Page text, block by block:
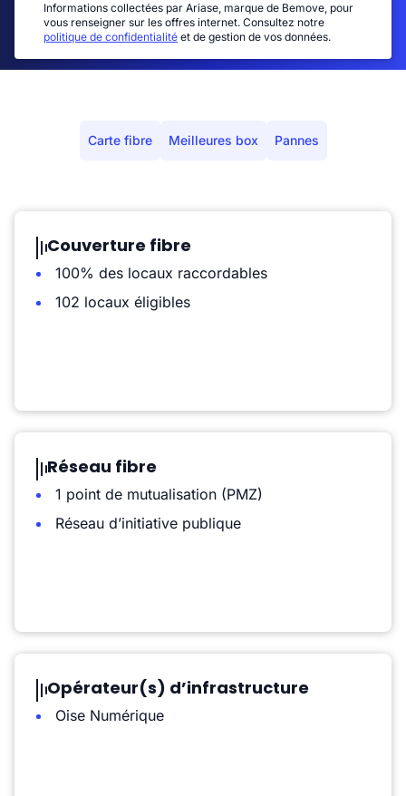
Informations collectées par Ariase, marque de Bemove, pour
vous renseigner sur les offres internet. Consultez notre
politique de confidentialité et de gestion de vos données.
Carte fibre Meilleures box Pannes
Couverture fibre
100% des locaux raccordables
102 locaux éligibles
Réseau fibre
1 point de mutualisation (PMZ)
Réseau d’initiative publique
Opérateur(s) d’infrastructure
Oise Numérique